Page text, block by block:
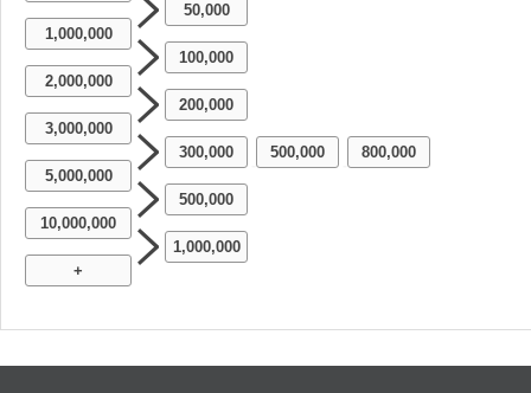
50,000
1,000,000
100,000
2,000,000
200,000
3,000,000
300,000
500,000
800,000
5,000,000
500,000
10,000,000
1,000,000
+